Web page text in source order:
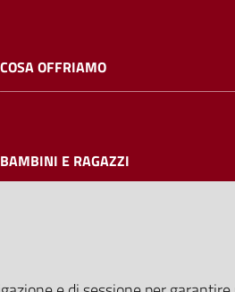
COSA OFFRIAMO
BAMBINI E RAGAZZI